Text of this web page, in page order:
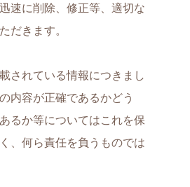
速に削除、修正等、適切な
だきます。
されている情報につきまし
内容が正確であるかどう
るか等についてはこれを保
、何ら責任を負うものでは